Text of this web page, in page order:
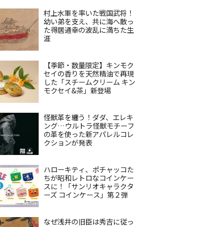
村上水軍を率いた戦国武将！
幼い弟を支え、共に海へ散っ
た得居通幸の波乱に満ちた生
涯
【季節・数量限定】キンモク
セイの香りを天然精油で再現
した「スチームクリーム キン
モクセイ&茶」新登場
怪獣革を纏う！ダダ、エレキ
ング…ウルトラ怪獣モチーフ
の革を使った新アパレルコレ
クションが発表
ハローキティ、ポチャッコた
ちが昭和レトロなコインケー
スに！「サンリオキャラクタ
ーズ コインケース」第２弾
なぜ浅井の旧臣は秀吉に従っ